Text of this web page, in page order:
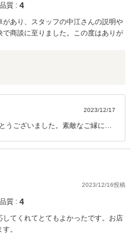
品質 : 4
あり、スタッフの中江さんの説明や
商談に至りました。この度はありが
2023/12/17
うございました。素敵なご縁にな
願いいたします。
2023/12/16投稿
品質 : 4
てくれてとてもよかったです。お店
。